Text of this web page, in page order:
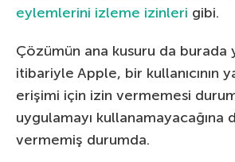
eylemlerini izleme izinleri gibi.
Çözümün ana kusuru da burada
itibariyle Apple, bir kullanıcının
erişimi için izin vermemesi
uygulamayı kullanamayacağına
vermemiş durumda.